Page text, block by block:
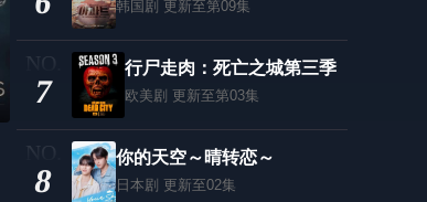
韩国剧 更新至第09集
7
行尸走肉：死亡之城第三季
欧美剧 更新至第03集
8
你的天空～晴转恋～
日本剧 更新至02集